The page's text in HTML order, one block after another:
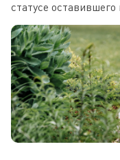
статусе оставившего